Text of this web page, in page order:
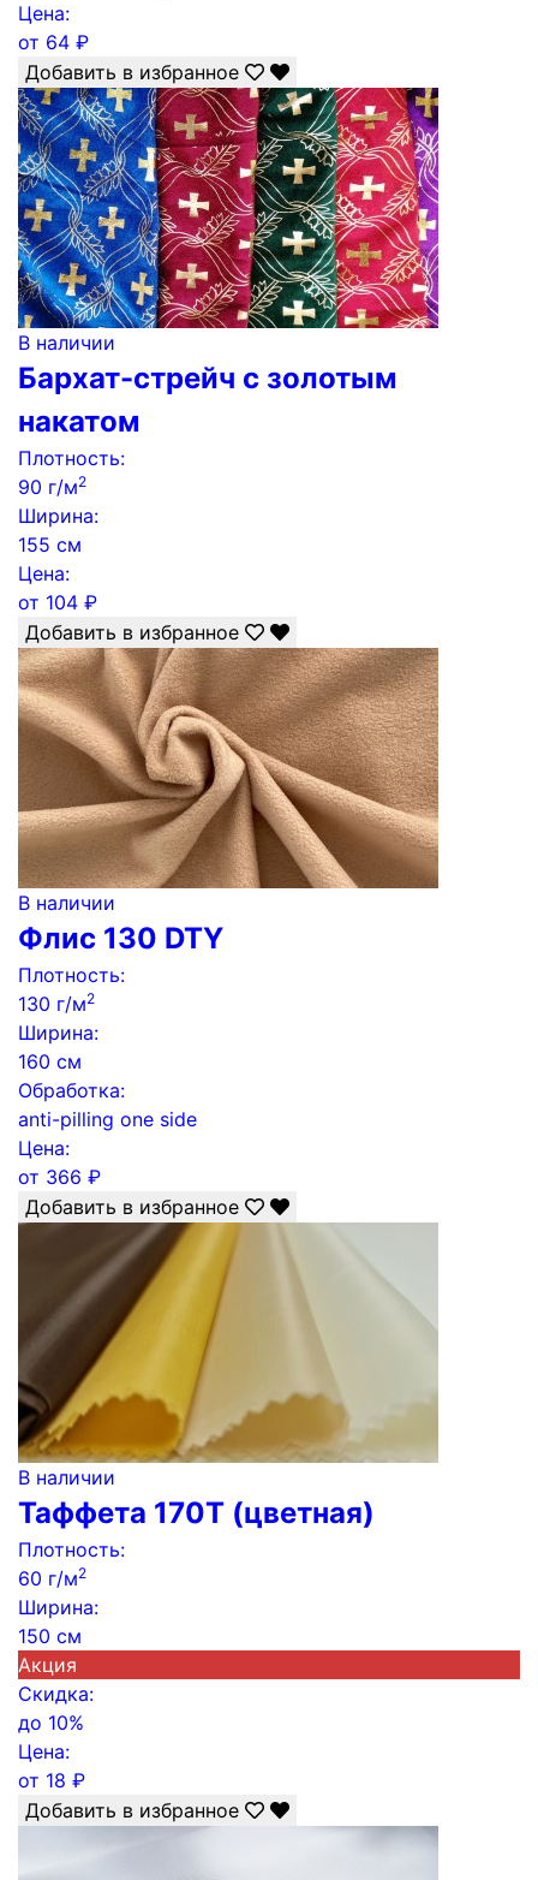
Цена:
от 64 ₽
Добавить в избранное
В наличии
Бархат-стрейч с золотым
накатом
Плотность:
90 г/м2
Ширина:
155 см
Цена:
от 104 ₽
Добавить в избранное
В наличии
Флис 130 DTY
Плотность:
130 г/м2
Ширина:
160 см
Обработка:
anti-pilling one side
Цена:
от 366 ₽
Добавить в избранное
В наличии
Таффета 170Т (цветная)
Плотность:
60 г/м2
Ширина:
150 см
Акция
Скидка:
до 10%
Цена:
от 18 ₽
Добавить в избранное